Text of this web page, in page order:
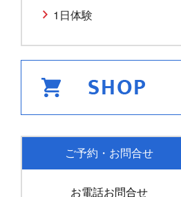
1日体験
ご予約・お問合せ
お電話お問合せ